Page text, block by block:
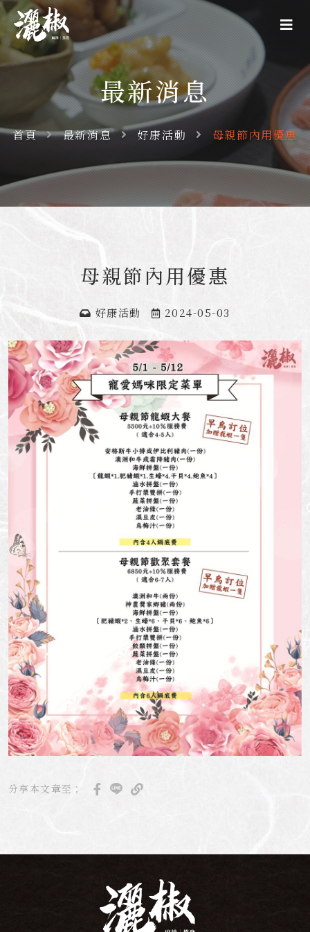
最新消息
首頁 最新消息 好康活動 母親節內用優惠
母親節內用優惠
好康活動 2024-05-03
分享本文章至：